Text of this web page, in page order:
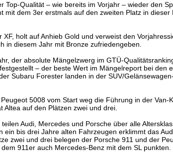
Top-Qualität – wie bereits im Vorjahr – wieder den
mit dem 3er erstmals auf den zweiten Platz in
holt auf Anhieb Gold und verweist den
in diesem Jahr mit Bronze zufriedengeben.
der absolute Mängelzwerg im GTÜ-
– der beste Wert im Mängelreport bei den
Subaru Forester landen in der SUV/
5008 vom Start weg die Führung in der Van-
Altea auf den Plätzen zwei und drei.
Audi, Mercedes und Porsche über alle
ein bis drei Jahre alten Fahrzeugen erklimmt das
zwei und drei belegen der Porsche 911 und der
911er auch Mercedes-Benz mit dem SL